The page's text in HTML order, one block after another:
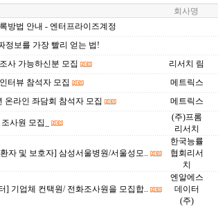
회사명
방법 안내 - 엔터프라이즈계정
정보를 가장 빨리 얻는 법!
사 가능하신분 모집 리서치 림
터뷰 참석자 모집 메트릭스
온라인 좌담회 참석자 모집 메트릭스
사원 모집_
(주)프롬
리서치
자 및 보호자] 삼성서울병원/서울성모..
한국능률
협회리서
치
] 기업체 컨택원/ 전화조사원을 모집합..
엔알에스
데이터
(주)